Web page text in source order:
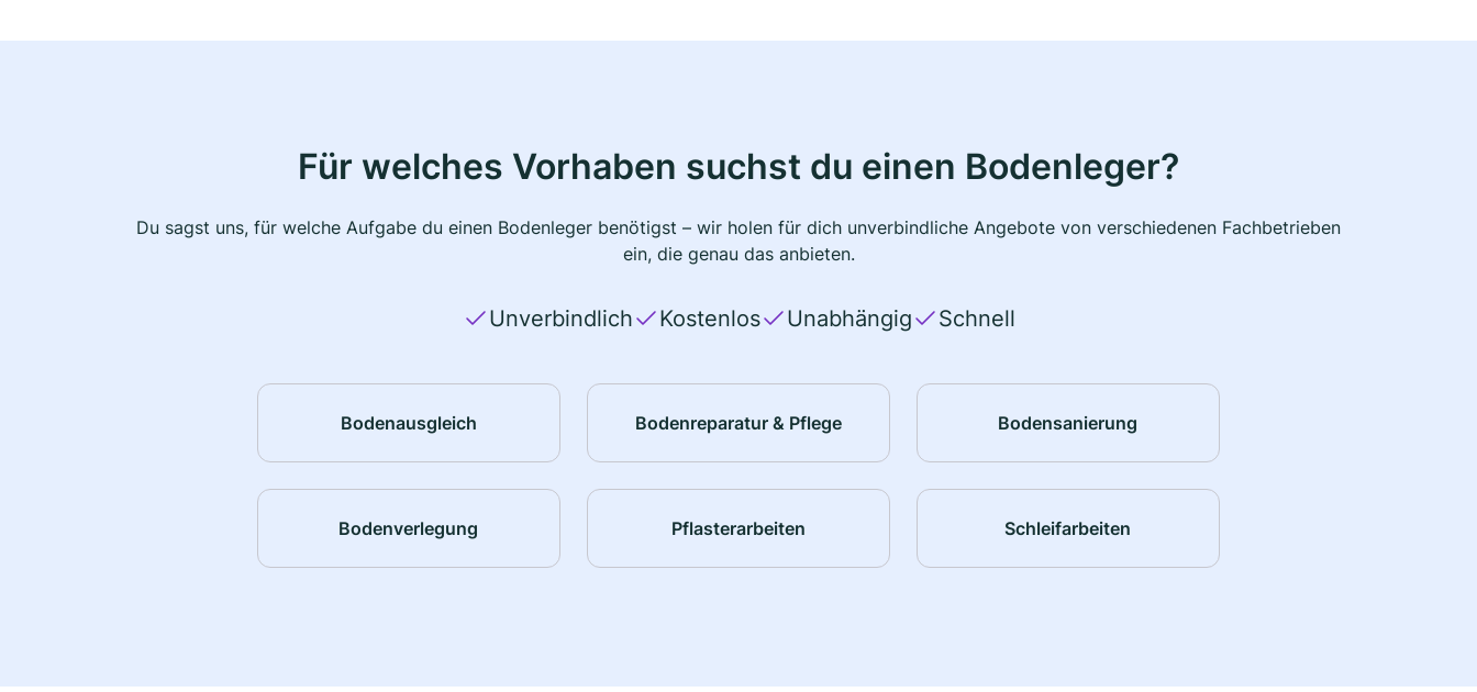
Für welches Vorhaben suchst du einen Bodenleger?
Du sagst uns, für welche Aufgabe du einen Bodenleger benötigst – wir holen für dich unverbindliche Angebote von verschiedenen Fachbetrieben
ein, die genau das anbieten.
Unverbindlich Kostenlos Unabhängig Schnell
Bodenausgleich Bodenreparatur & Pflege Bodensanierung
Bodenverlegung Pflasterarbeiten Schleifarbeiten